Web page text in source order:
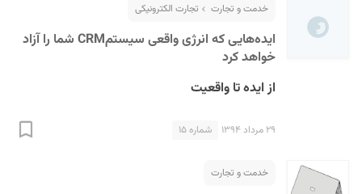
خدمت و تجارت تجارت الکترونیکی
ایده‌هایی که انرژی واقعی سیستمCRM شما را آزاد
خواهد کرد
از ایده تا واقعیت
۲۹ مرداد ۱۳۹۴ شماره ۱۵
خدمت و تجارت